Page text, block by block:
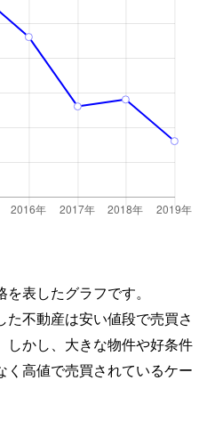
表したグラフです。
不動産は安い値段で売買さ
しかし、大きな物件や好条件
高値で売買されているケー